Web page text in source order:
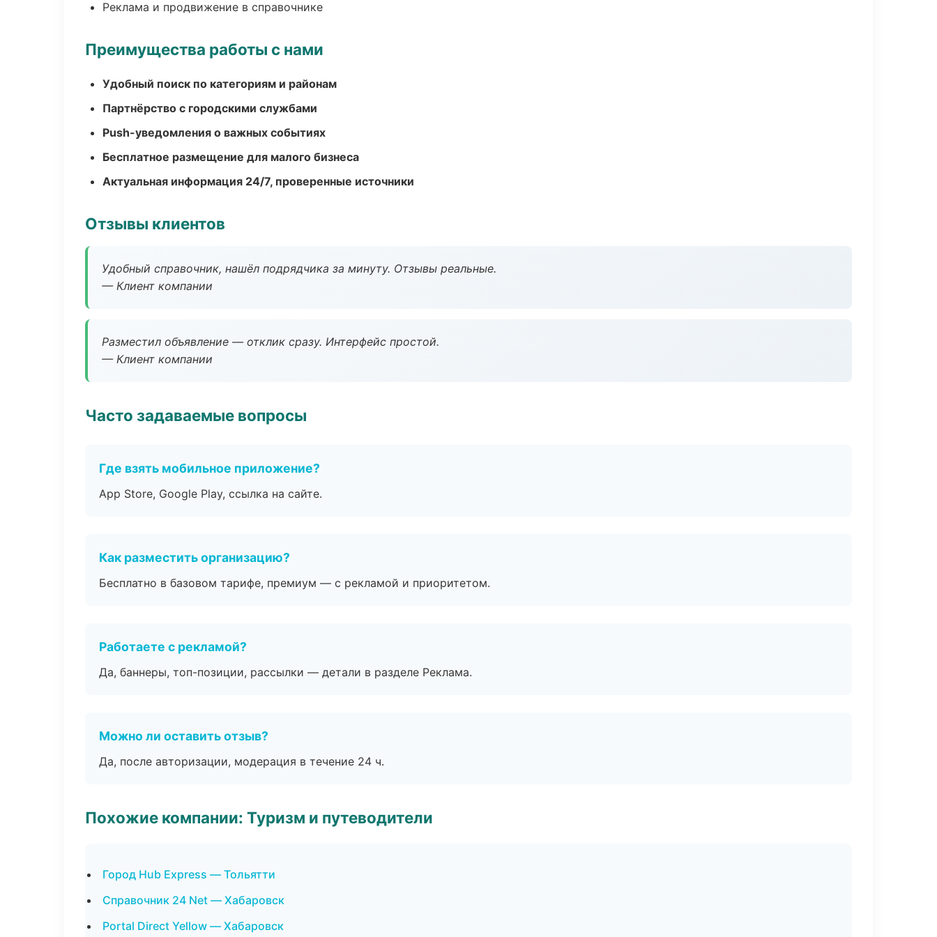
Реклама и продвижение в справочнике
Преимущества работы с нами
Удобный поиск по категориям и районам
Партнёрство с городскими службами
Push-уведомления о важных событиях
Бесплатное размещение для малого бизнеса
Актуальная информация 24/7, проверенные источники
Отзывы клиентов
Удобный справочник, нашёл подрядчика за минуту. Отзывы реальные.
— Клиент компании
Разместил объявление — отклик сразу. Интерфейс простой.
— Клиент компании
Часто задаваемые вопросы
Где взять мобильное приложение?
App Store, Google Play, ссылка на сайте.
Как разместить организацию?
Бесплатно в базовом тарифе, премиум — с рекламой и приоритетом.
Работаете с рекламой?
Да, баннеры, топ-позиции, рассылки — детали в разделе Реклама.
Можно ли оставить отзыв?
Да, после авторизации, модерация в течение 24 ч.
Похожие компании: Туризм и путеводители
Город Hub Express — Тольятти
Справочник 24 Net — Хабаровск
Portal Direct Yellow — Хабаровск